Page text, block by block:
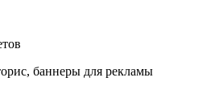
баннеры для рекламы